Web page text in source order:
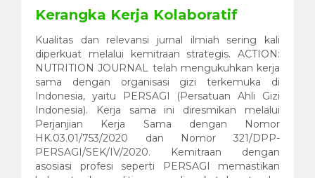
Kerangka Kerja Kolaboratif
Kualitas dan relevansi jurnal ilmiah sering kali
diperkuat melalui kemitraan strategis. ACTION:
NUTRITION JOURNAL telah mengukuhkan kerja
sama dengan organisasi gizi terkemuka di
Indonesia, yaitu PERSAGI (Persatuan Ahli Gizi
Indonesia). Kerja sama ini diresmikan melalui
Perjanjian Kerja Sama dengan Nomor
HK.03.01/753/2020 dan Nomor 321/DPP-
PERSAGI/SEK/IV/2020. Kemitraan dengan
asosiasi profesi seperti PERSAGI memastikan